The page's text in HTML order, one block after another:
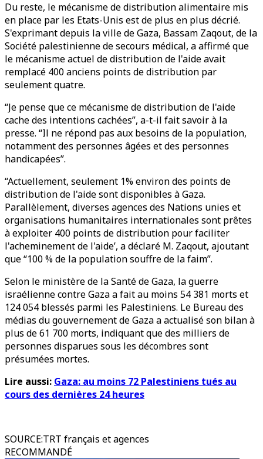
Du reste, le mécanisme de distribution alimentaire mis
en place par les Etats-Unis est de plus en plus décrié.
S'exprimant depuis la ville de Gaza, Bassam Zaqout, de la
Société palestinienne de secours médical, a affirmé que
le mécanisme actuel de distribution de l'aide avait
remplacé 400 anciens points de distribution par
seulement quatre.
“Je pense que ce mécanisme de distribution de l'aide
cache des intentions cachées”, a-t-il fait savoir à la
presse. “Il ne répond pas aux besoins de la population,
notamment des personnes âgées et des personnes
handicapées”.
“Actuellement, seulement 1% environ des points de
distribution de l'aide sont disponibles à Gaza.
Parallèlement, diverses agences des Nations unies et
organisations humanitaires internationales sont prêtes
à exploiter 400 points de distribution pour faciliter
l'acheminement de l'aide’, a déclaré M. Zaqout, ajoutant
que “100 % de la population souffre de la faim”.
Selon le ministère de la Santé de Gaza, la guerre
israélienne contre Gaza a fait au moins 54 381 morts et
124 054 blessés parmi les Palestiniens. Le Bureau des
médias du gouvernement de Gaza a actualisé son bilan à
plus de 61 700 morts, indiquant que des milliers de
personnes disparues sous les décombres sont
présumées mortes.
Lire aussi: Gaza: au moins 72 Palestiniens tués au
cours des dernières 24 heures
SOURCE:TRT français et agences
RECOMMANDÉ